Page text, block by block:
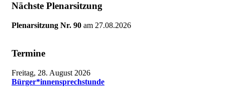
Nächste Plenarsitzung
Plenarsitzung Nr. 90 am 27.08.2026
Termine
Freitag, 28. August 2026
Bürger*innensprechstunde